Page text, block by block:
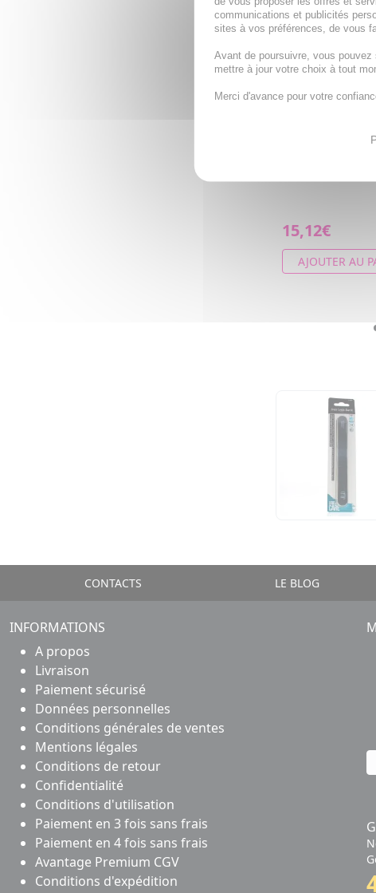
15,12€
AJOUTER AU
CONTACTS LE BLOG
INFORMATIONS
A propos
Livraison
Paiement sécurisé
Données personnelles
Conditions générales de ventes
Mentions légales
Conditions de retour
Confidentialité
Conditions d'utilisation
Paiement en 3 fois sans frais
Paiement en 4 fois sans frais
Avantage Premium CGV
Conditions d'expédition
communications et publicités
sites à vos préférences, de vous
Avant de poursuivre, vous
mettre à jour votre choix à tout
Merci d'avance pour votre